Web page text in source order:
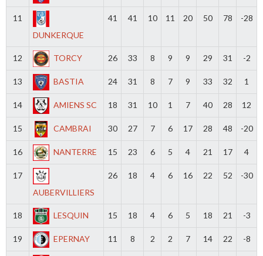
11
DUNKERQUE
41 41 10 11 20 50 78 -28
12 TORCY 26 33 8 9 9 29 31 -2
13 BASTIA 24 31 8 7 9 33 32 1
14 AMIENS SC 18 31 10 1 7 40 28 12
15 CAMBRAI 30 27 7 6 17 28 48 -20
16 NANTERRE 15 23 6 5 4 21 17 4
17
AUBERVILLIERS
26 18 4 6 16 22 52 -30
18 LESQUIN 15 18 4 6 5 18 21 -3
19 EPERNAY 11 8 2 2 7 14 22 -8